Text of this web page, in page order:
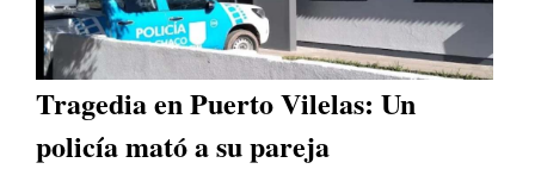
Tragedia en Puerto Vilelas: Un
policía mató a su pareja